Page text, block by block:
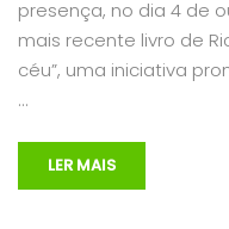
presença, no dia 4 de
mais recente livro de
céu”, uma iniciativa
…
LER MAIS